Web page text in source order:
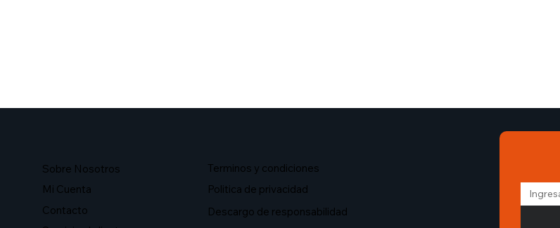
Sobre Nosotros​
Mi Cuenta
Contacto
Terminos y condiciones
Politica de privacidad
Descargo de responsabilidad